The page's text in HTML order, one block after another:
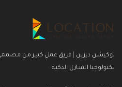
لوكيشن ديزين | فريق عمل كبير من مصممى
تكنولوجيا المنازل الذكية